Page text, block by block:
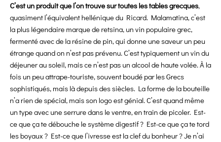
C’est un produit que l’on trouve sur toutes les tables grecques,
quasiment l’équivalent hellénique du Ricard. Malamatina, c’est
la plus légendaire marque de retsina, un vin populaire grec,
fermenté avec de la résine de pin, qui donne une saveur un peu
étrange quand on n’est pas prévenu. C’est typiquement un vin du
déjeuner au soleil, mais ce n’est pas un alcool de haute volée. À la
fois un peu attrape-touriste, souvent boudé par les Grecs
sophistiqués, mais là depuis des siècles. La forme de la bouteille
n’a rien de spécial, mais son logo est génial. C’est quand même
un type avec une serrure dans le ventre, en train de picoler. Est-
ce que ça te débouche le système digestif ? Est-ce que ça te tord
les boyaux ? Est-ce que l’ivresse est la clef du bonheur ? Je n’ai